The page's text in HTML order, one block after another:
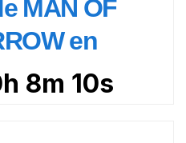
MAN OF
en
8m 9s